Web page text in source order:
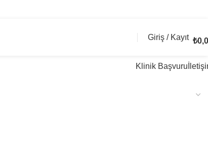
Giriş / Kayıt ₺
Klinik Başvuru